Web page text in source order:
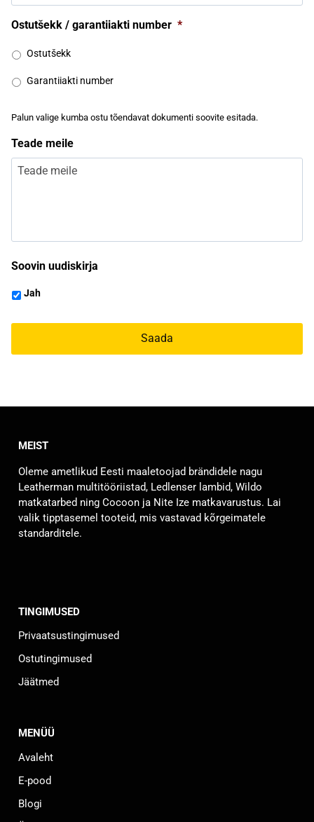
Ostutšekk / garantiiakti number *
Ostutšekk
Garantiiakti number
Palun valige kumba ostu tõendavat dokumenti soovite esitada.
Teade meile
Soovin uudiskirja
Jah
MEIST
Oleme ametlikud Eesti maaletoojad brändidele nagu
Leatherman multitööriistad, Ledlenser lambid, Wildo
matkatarbed ning Cocoon ja Nite Ize matkavarustus. Lai
valik tipptasemel tooteid, mis vastavad kõrgeimatele
standarditele.
TINGIMUSED
Privaatsustingimused
Ostutingimused
Jäätmed
MENÜÜ
Avaleht
E-pood
Blogi